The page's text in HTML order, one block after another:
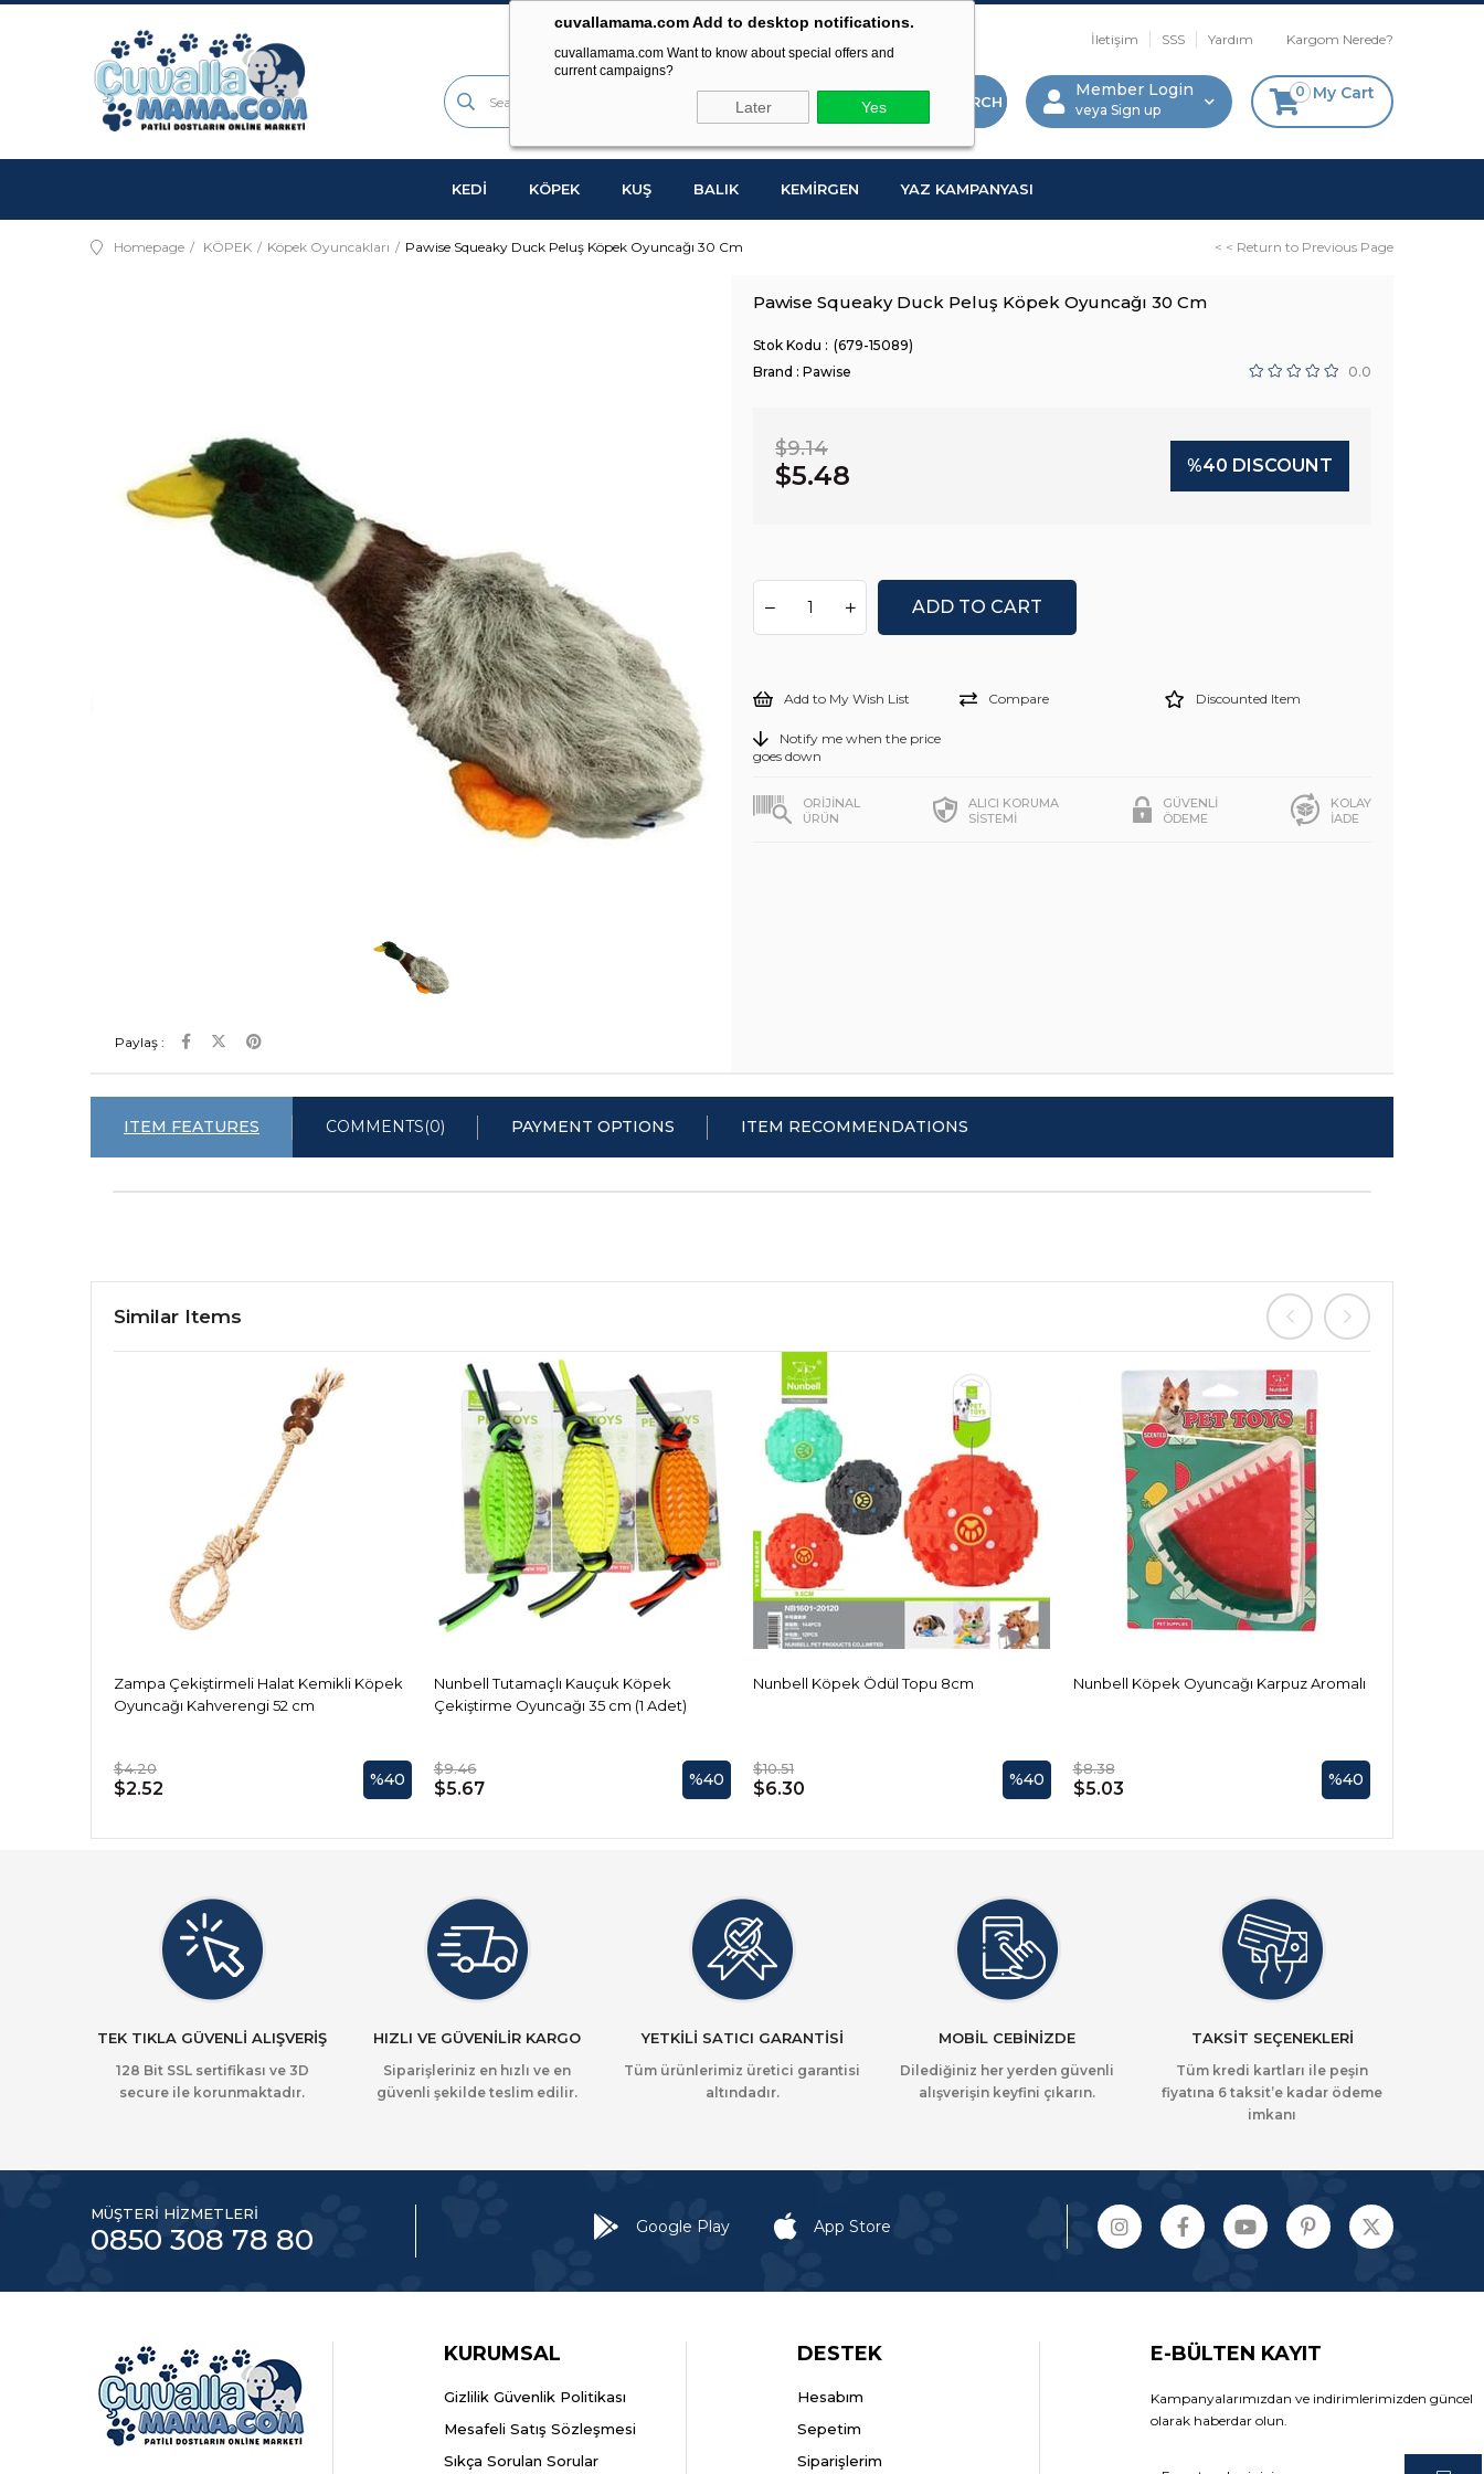
cuvallamama.com Add to desktop notifications.
cuvallamama.com Want to know about special offers and
current campaigns?
Later Yes
İletişim SSS Yardım Kargom Nerede?
My Cart
0
Member Login
Sign up
KEDİ KÖPEK KUŞ BALIK KEMİRGEN YAZ KAMPANYASI
Homepage KÖPEK Köpek Oyuncakları Pawise Squeaky Duck Peluş Köpek Oyuncağı 30 Cm < < Return to Previous Page
Paylaş :
Pawise Squeaky Duck Peluş Köpek Oyuncağı 30 Cm
(679-15089)
Brand : Pawise 0.0
$9.14
$5.48 %40 DISCOUNT
Add to My Wish List Compare Discounted Item
Notify me when the price
goes down
ORİJİNAL
ÜRÜN
ALICI KORUMA
SİSTEMİ
GÜVENLİ
ÖDEME
KOLAY
İADE
ITEM FEATURES COMMENTS(0) PAYMENT OPTIONS ITEM RECOMMENDATIONS
Similar Items
Zampa Çekiştirmeli Halat Kemikli Köpek
Oyuncağı Kahverengi 52 cm
$4.20
$2.52 %40
Nunbell Tutamaçlı Kauçuk Köpek
Çekiştirme Oyuncağı 35 cm (1 Adet)
$9.46
$5.67 %40
Nunbell Köpek Ödül Topu 8cm
$10.51
$6.30 %40
Nunbell Köpek Oyuncağı Karpuz Aromalı
$8.38
$5.03 %40
TEK TIKLA GÜVENLİ ALIŞVERİŞ
128 Bit SSL sertifikası ve 3D
secure ile korunmaktadır.
HIZLI VE GÜVENİLİR KARGO
Siparişleriniz en hızlı ve en
güvenli şekilde teslim edilir.
YETKİLİ SATICI GARANTİSİ
Tüm ürünlerimiz üretici garantisi
altındadır.
MOBİL CEBİNİZDE
Dilediğiniz her yerden güvenli
alışverişin keyfini çıkarın.
TAKSİT SEÇENEKLERİ
Tüm kredi kartları ile peşin
fiyatına 6 taksit’e kadar ödeme
imkanı
MÜŞTERİ HİZMETLERİ
0850 308 78 80 Google Play App Store
KURUMSAL
Gizlilik Güvenlik Politikası
Mesafeli Satış Sözleşmesi
Sıkça Sorulan Sorular
DESTEK
Hesabım
Sepetim
Siparişlerim
E-BÜLTEN KAYIT
Kampanyalarımızdan ve indirimlerimizden güncel
olarak haberdar olun.